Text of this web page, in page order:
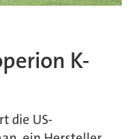
K-
die US-